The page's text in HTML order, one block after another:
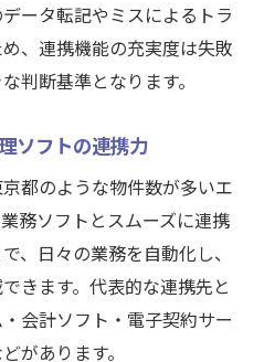
ータ転記やミスによるトラ
、連携機能の充実度は失敗
判断基準となります。
ソフトの連携力
都のような物件数が多いエ
務ソフトとスムーズに連携
、日々の業務を自動化し、
きます。代表的な連携先と
会計ソフト・電子契約サー
があります。